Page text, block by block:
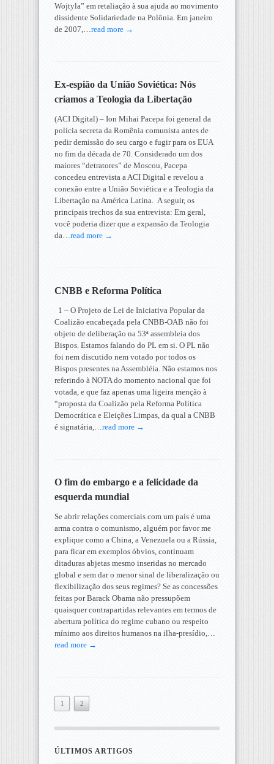
Wojtyla” em retaliação à sua ajuda ao movimento
dissidente Solidariedade na Polônia. Em janeiro
de 2007,…read more →
Ex-espião da União Soviética: Nós
criamos a Teologia da Libertação
(ACI Digital) – Ion Mihai Pacepa foi general da
polícia secreta da Romênia comunista antes de
pedir demissão do seu cargo e fugir para os EUA
no fim da década de 70. Considerado um dos
maiores “detratores” de Moscou, Pacepa
concedeu entrevista a ACI Digital e revelou a
conexão entre a União Soviética e a Teologia da
Libertação na América Latina. A seguir, os
principais trechos da sua entrevista: Em geral,
você poderia dizer que a expansão da Teologia
da…read more →
CNBB e Reforma Política
1 – O Projeto de Lei de Iniciativa Popular da
Coalizão encabeçada pela CNBB-OAB não foi
objeto de deliberação na 53ª assembleia dos
Bispos. Estamos falando do PL em si. O PL não
foi nem discutido nem votado por todos os
Bispos presentes na Assembléia. Não estamos nos
referindo à NOTA do momento nacional que foi
votada, e que faz apenas uma ligeira menção à
“proposta da Coalizão pela Reforma Política
Democrática e Eleições Limpas, da qual a CNBB
é signatária,…read more →
O fim do embargo e a felicidade da
esquerda mundial
Se abrir relações comerciais com um país é uma
arma contra o comunismo, alguém por favor me
explique como a China, a Venezuela ou a Rússia,
para ficar em exemplos óbvios, continuam
ditaduras abjetas mesmo inseridas no mercado
global e sem dar o menor sinal de liberalização ou
flexibilização dos seus regimes? Se as concessões
feitas por Barack Obama não pressupõem
quaisquer contrapartidas relevantes em termos de
abertura política do regime cubano ou respeito
mínimo aos direitos humanos na ilha-presídio,…
read more →
1 2
ÚLTIMOS ARTIGOS